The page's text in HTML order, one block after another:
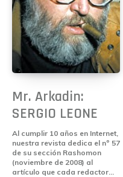
Mr. Arkadin:
SERGIO LEONE
Al cumplir 10 años en Internet,
nuestra revista dedica el nº 57
de su sección Rashomon
(noviembre de 2008) al
artículo que cada redactor...